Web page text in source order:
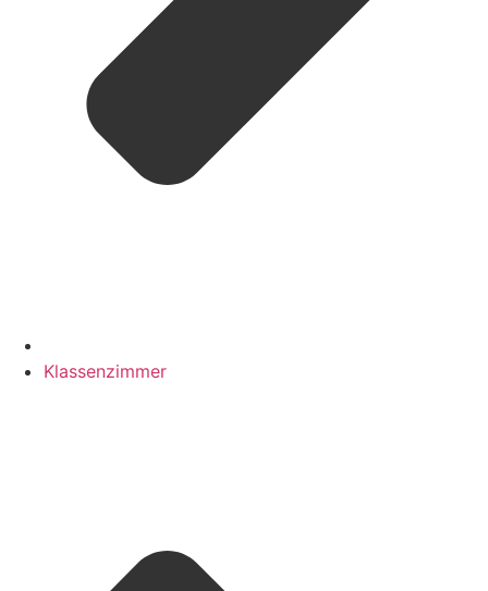
Klassenzimmer